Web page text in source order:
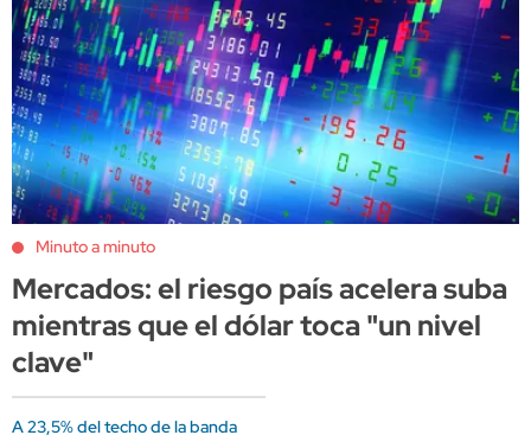
Minuto a minuto
Mercados: el riesgo país acelera suba
mientras que el dólar toca "un nivel
clave"
A 23,5% del techo de la banda